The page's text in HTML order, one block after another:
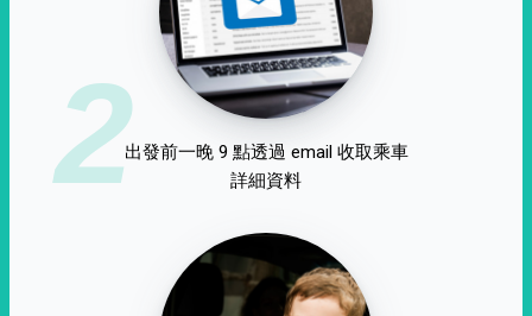
2出發前一晚 9 點透過 email 收取乘車
詳細資料